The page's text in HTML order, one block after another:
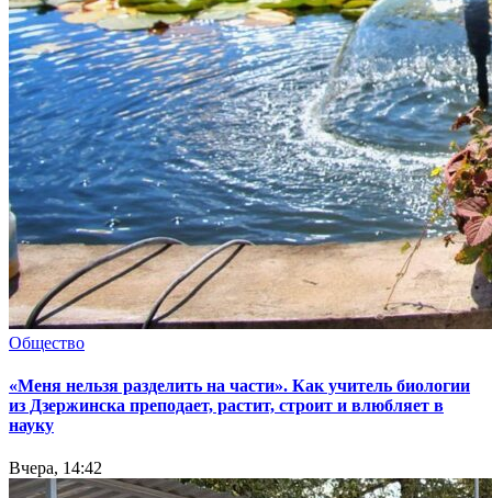
Общество
«Меня нельзя разделить на части». Как учитель биологии
из Дзержинска преподает, растит, строит и влюбляет в
науку
Вчера, 14:42